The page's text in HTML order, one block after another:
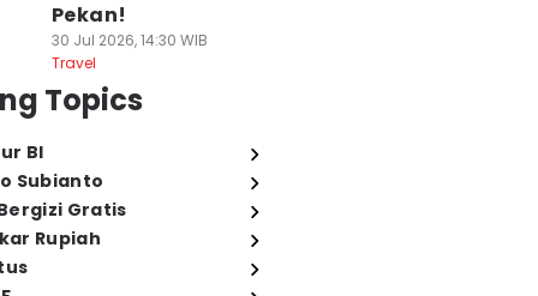
Pekan!
30 Jul 2026, 14:30 WIB
Travel
Topics
BI
Subianto
Gratis
Rupiah